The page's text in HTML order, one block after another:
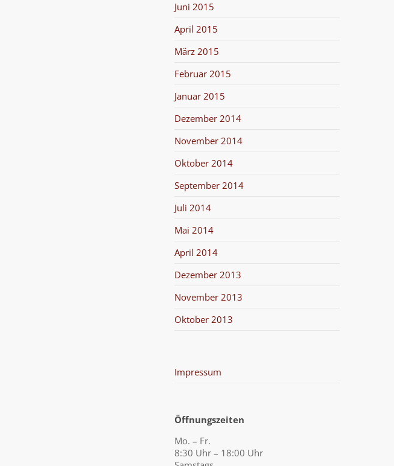
Juni 2015
April 2015
März 2015
Februar 2015
Januar 2015
Dezember 2014
November 2014
Oktober 2014
September 2014
Juli 2014
Mai 2014
April 2014
Dezember 2013
November 2013
Oktober 2013
Impressum
Öffnungszeiten
Mo. – Fr.
8:30 Uhr – 18:00 Uhr